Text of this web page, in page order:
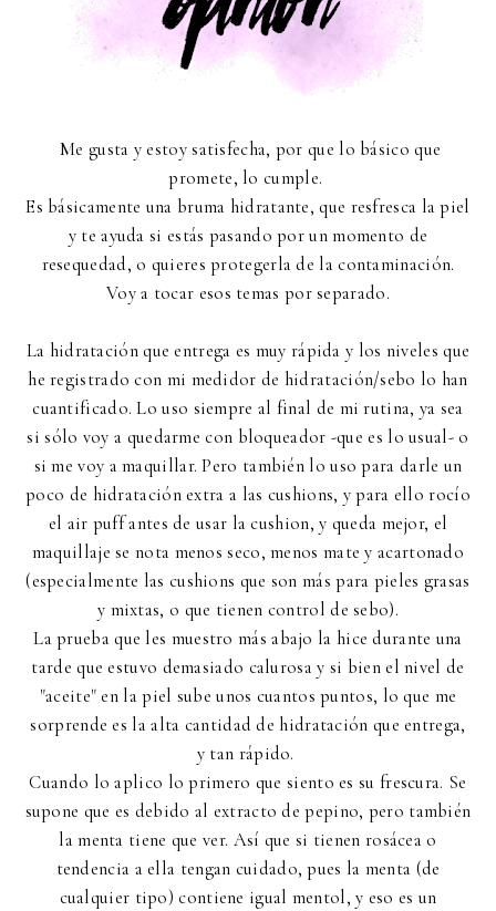
Me gusta y estoy satisfecha, por que lo básico que
promete, lo cumple.
Es básicamente una bruma hidratante, que resfresca la piel
y te ayuda si estás pasando por un momento de
resequedad, o quieres protegerla de la contaminación.
Voy a tocar esos temas por separado.
La hidratación que entrega es muy rápida y los niveles que
he registrado con mi medidor de hidratación/sebo lo han
cuantificado. Lo uso siempre al final de mi rutina, ya sea
si sólo voy a quedarme con bloqueador -que es lo usual- o
si me voy a maquillar. Pero también lo uso para darle un
poco de hidratación extra a las cushions, y para ello rocío
el air puff antes de usar la cushion, y queda mejor, el
maquillaje se nota menos seco, menos mate y acartonado
(especialmente las cushions que son más para pieles grasas
y mixtas, o que tienen control de sebo).
La prueba que les muestro más abajo la hice durante una
tarde que estuvo demasiado calurosa y si bien el nivel de
"aceite" en la piel sube unos cuantos puntos, lo que me
sorprende es la alta cantidad de hidratación que entrega,
y tan rápido.
Cuando lo aplico lo primero que siento es su frescura. Se
supone que es debido al extracto de pepino, pero también
la menta tiene que ver. Así que si tienen rosácea o
tendencia a ella tengan cuidado, pues la menta (de
cualquier tipo) contiene igual mentol, y eso es un